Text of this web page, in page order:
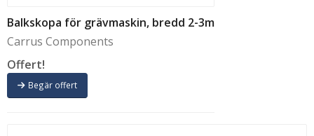
Balkskopa för grävmaskin, bredd 2-3m
Carrus Components
Offert!
Begär offert